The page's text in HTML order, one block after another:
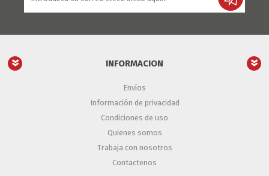
INFORMACION
Envíos
Información de privacidad
Condiciones de uso
Quienes somos
Trabaja con nosotros
Contactenos